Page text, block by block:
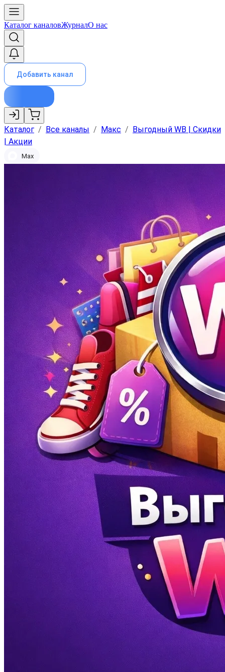
Каталог каналовЖурналО нас
Добавить канал
Каталог / Все каналы / Макс / Выгодный WB | Скидки
| Акции
Max